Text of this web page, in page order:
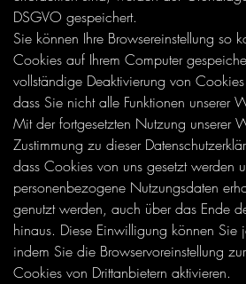
DSGVO gespeichert.
Sie können Ihre Browsereinstellung so
Cookies auf Ihrem Computer
vollständige Deaktivierung von
dass Sie nicht alle Funktionen unserer
Mit der fortgesetzten Nutzung unserer
Zustimmung zu dieser
dass Cookies von uns gesetzt werden
personenbezogene Nutzungsdaten
genutzt werden, auch über das Ende
hinaus. Diese Einwilligung können Sie
indem Sie die Browservoreinstellung
Cookies von Drittanbietern aktivieren.